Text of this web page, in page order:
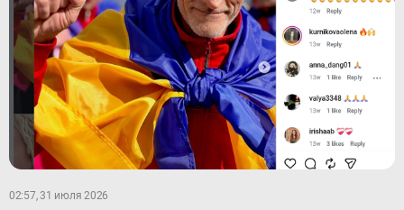
02:57, 31 июля 2026